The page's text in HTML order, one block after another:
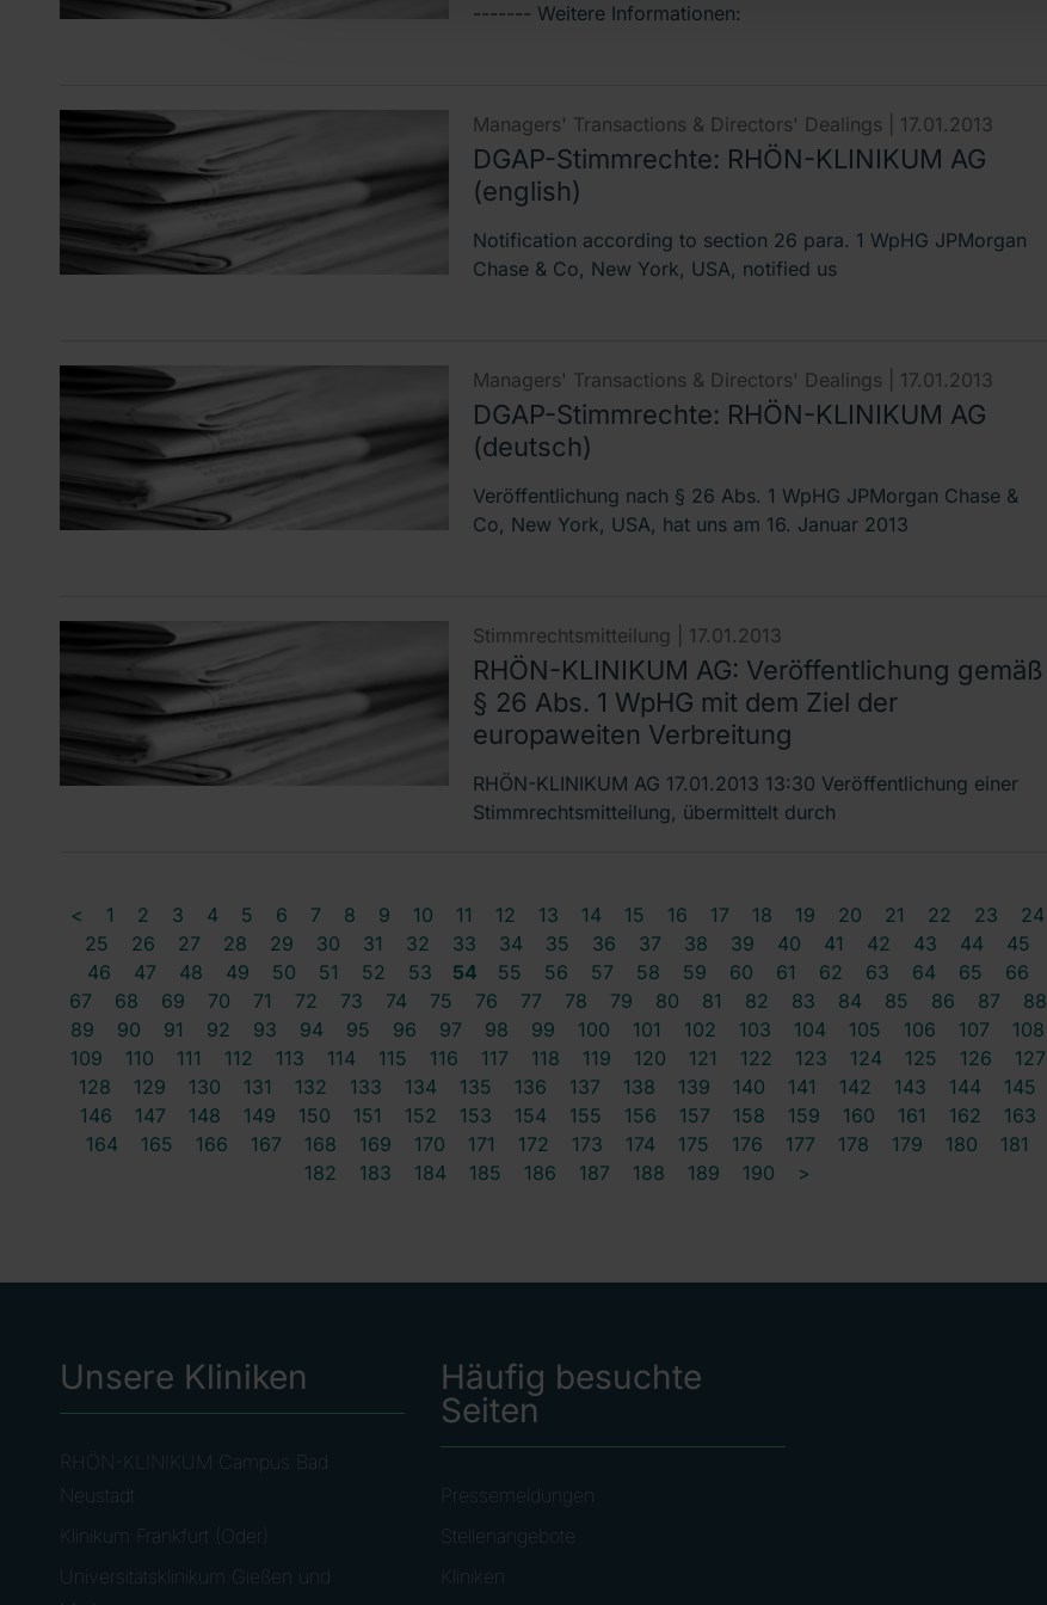
------- Weitere Informationen:
Managers' Transactions & Directors' Dealings | 17.01.2013
DGAP-Stimmrechte: RHÖN-KLINIKUM AG
(english)
Notification according to section 26 para. 1 WpHG JPMorgan
Chase & Co, New York, USA, notified us
Managers' Transactions & Directors' Dealings | 17.01.2013
DGAP-Stimmrechte: RHÖN-KLINIKUM AG
(deutsch)
Veröffentlichung nach § 26 Abs. 1 WpHG JPMorgan Chase &
Co, New York, USA, hat uns am 16. Januar 2013
Stimmrechtsmitteilung | 17.01.2013
RHÖN-KLINIKUM AG: Veröffentlichung gemäß
§ 26 Abs. 1 WpHG mit dem Ziel der
europaweiten Verbreitung
RHÖN-KLINIKUM AG 17.01.2013 13:30 Veröffentlichung einer
Stimmrechtsmitteilung, übermittelt durch
< 1 2 3 4 5 6 7 8 9 10 11 12 13 14 15 16 17 18 19 20 21 22 23
24
25
26 27 28 29 30 31 32 33 34 35 36 37 38 39 40 41 42 43 44
45
46
47 48 49 50 51 52 53 54 55 56 57 58 59 60 61 62 63 64 65
66
67
68 69 70 71 72 73 74 75 76 77 78 79 80 81 82 83 84 85 86 87
88
89
90 91 92 93 94 95 96 97 98 99 100 101 102 103 104 105 106 107
108
109
110 111 112 113 114 115 116 117 118 119 120 121 122 123 124 125 126
127
128
129 130 131 132 133 134 135 136 137 138 139 140 141 142 143 144
145
146
147 148 149 150 151 152 153 154 155 156 157 158 159 160 161 162
163
164
165 166 167 168 169 170 171 172 173 174 175 176 177 178 179 180
181
182
183 184 185 186 187 188 189 190 >
Unsere Kliniken
RHÖN-KLINIKUM Campus Bad
Neustadt
Klinikum Frankfurt (Oder)
Universitätsklinikum Gießen und
Häufig besuchte
Seiten
Pressemeldungen
Stellenangebote
Kliniken